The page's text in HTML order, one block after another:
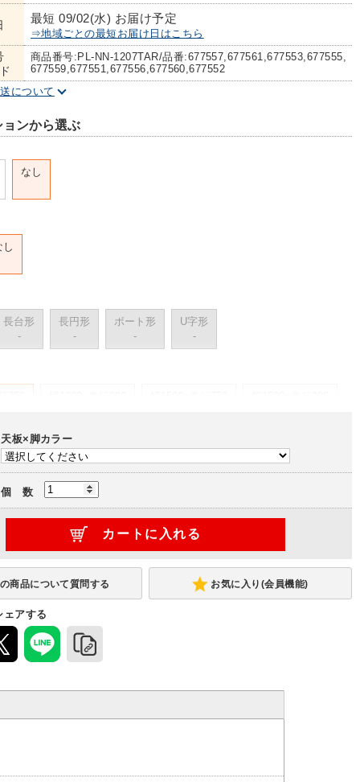
最短 09/02(水) お届け予定
⇒地域ごとの最短お届け日はこちら
商品番号:PL-NN-1207TAR/品番:677557,677561,677553,677555,
677559,677551,677556,677560,677552
について
ンから選ぶ
なし
し
長台形
-
長円形
-
ボート形
-
U字形
-
750
幅1800×奥行900
(+22,110円)
天板×脚カラー
個 数
お気に入り(会員機能)
ェアする